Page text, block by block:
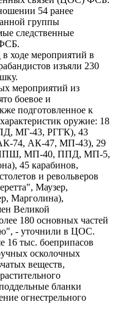
54 ранее
группы
следственные
мероприятий в
изъяли 230
мероприятий из
боевое и
подготовленное к
оружие: 18
МГ-43, РГГК), 43
74, АК-47, МП-43), 29
(ППШ, МП-40, ППД, МП-5,
45 карабинов,
и револьверов
Маузер,
Марголина),
Великой
180 основных частей
- уточнили в ЦОС.
16 тыс. боеприпасов
осколочных
веществ,
бланки
огнестрельного